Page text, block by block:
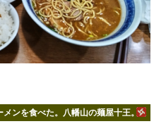
メンを食べた。八幡山の麺屋十王。